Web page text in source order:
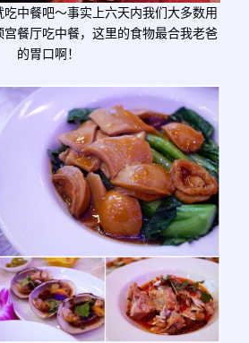
中餐吧～事实上六天内我们大多数用
餐厅吃中餐，这里的食物最合我老爸
的胃口啊！